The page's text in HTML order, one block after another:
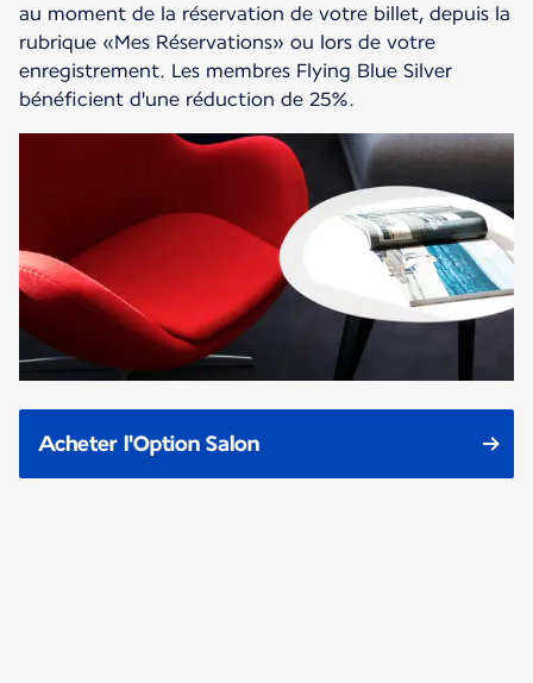
au moment de la réservation de votre billet, depuis la
rubrique «Mes Réservations» ou lors de votre
enregistrement. Les membres Flying Blue Silver
bénéficient d'une réduction de 25%.
Acheter l'Option Salon